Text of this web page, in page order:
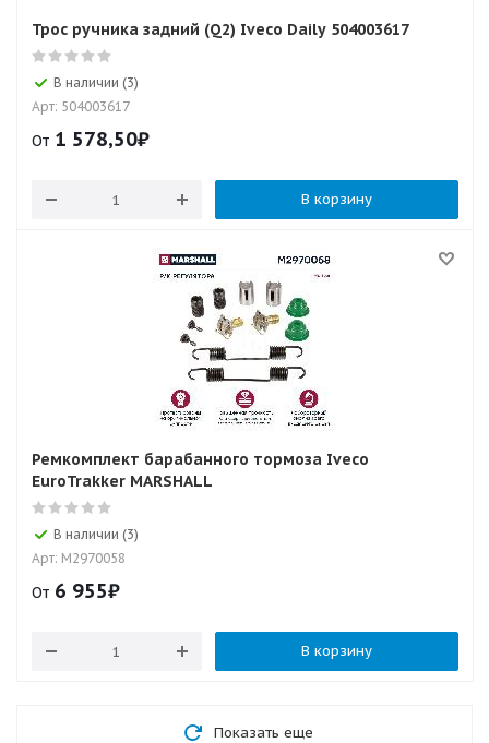
Трос ручника задний (Q2) Iveco Daily 504003617
В наличии (3)
Арт: 504003617
От 1 578,50₽
В корзину
Ремкомплект барабанного тормоза Iveco
EuroTrakker MARSHALL
В наличии (3)
Арт: M2970058
От 6 955₽
В корзину
Показать еще